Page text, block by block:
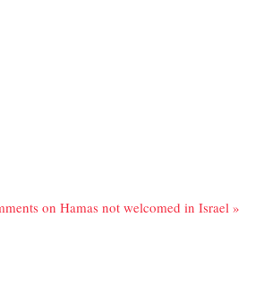
on Hamas not welcomed in Israel »